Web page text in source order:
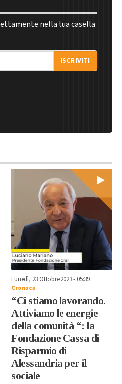
nella tua casella
ISCRIVITI
Lunedì, 23 Ottobre 2023 - 05:39
Cronaca
“Ci stiamo lavorando.
Attiviamo le energie
della comunità “: la
Fondazione Cassa di
Risparmio di
Alessandria per il
sociale